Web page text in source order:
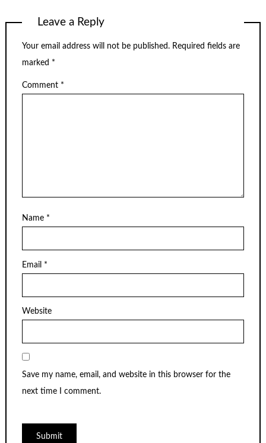
Leave a Reply
Your email address will not be published. Required fields are
marked *
Comment *
Name *
Email *
Website
Save my name, email, and website in this browser for the
next time I comment.